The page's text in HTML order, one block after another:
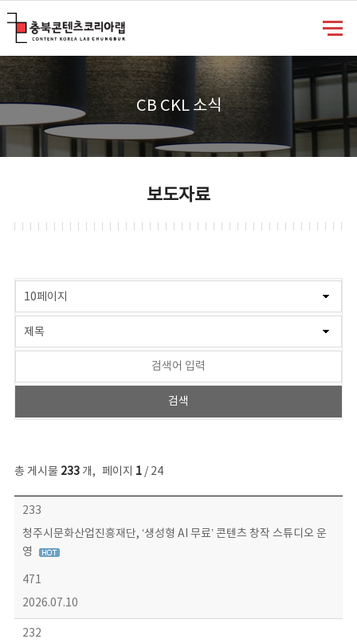
CB CKL 소식
보도자료
총 게시물 233개, 페이지 1/ 24
보도자료 목록 - 번호, 제목, 작성자, 파일, 조회수, 작성일 정보 제공
233
청주시문화산업진흥재단, ‘생성형 AI 무료’ 콘텐츠 창작 스튜디오 운
영
471
2026.07.10
232